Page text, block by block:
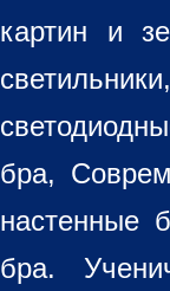
картин и
светильники
бра,
настенные
бра.